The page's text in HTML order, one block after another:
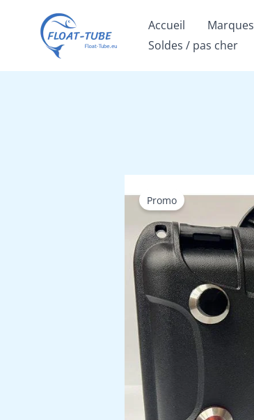
Accueil Marques
Soldes / pas cher
Promo